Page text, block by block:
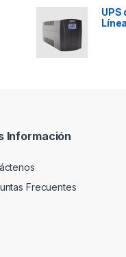
UPS
Información
Frecuentes